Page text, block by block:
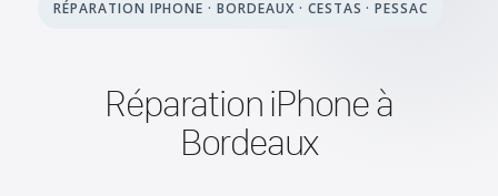
RÉPARATION IPHONE · BORDEAUX · CESTAS · PESSAC
Réparation iPhone à
Bordeaux